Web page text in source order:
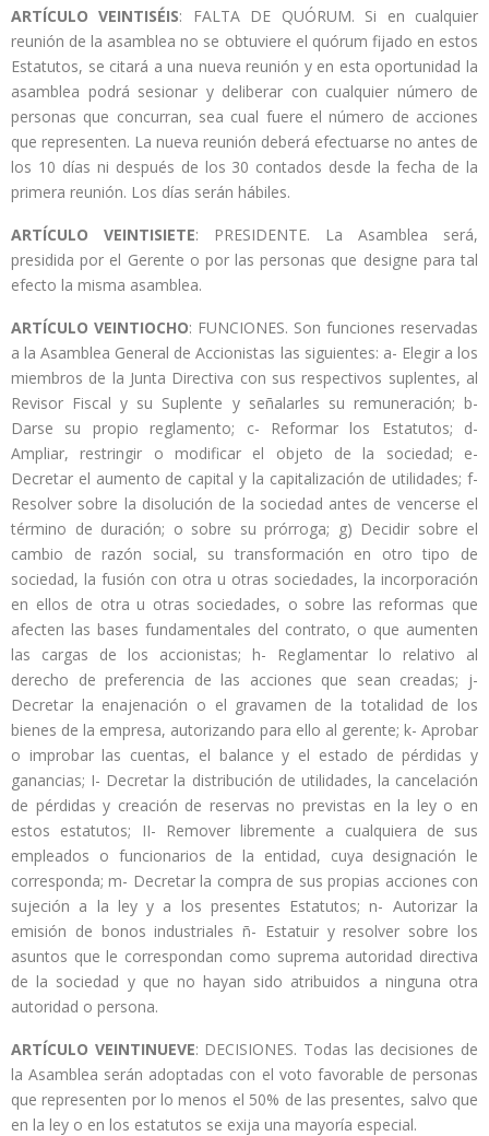
ARTÍCULO VEINTISÉIS: FALTA DE QUÓRUM. Si en cualquier
reunión de la asamblea no se obtuviere el quórum fijado en estos
Estatutos, se citará a una nueva reunión y en esta oportunidad la
asamblea podrá sesionar y deliberar con cualquier número de
personas que concurran, sea cual fuere el número de acciones
que representen. La nueva reunión deberá efectuarse no antes de
los 10 días ni después de los 30 contados desde la fecha de la
primera reunión. Los días serán hábiles.
ARTÍCULO VEINTISIETE: PRESIDENTE. La Asamblea será,
presidida por el Gerente o por las personas que designe para tal
efecto la misma asamblea.
ARTÍCULO VEINTIOCHO: FUNCIONES. Son funciones reservadas
a la Asamblea General de Accionistas las siguientes: a- Elegir a los
miembros de la Junta Directiva con sus respectivos suplentes, al
Revisor Fiscal y su Suplente y señalarles su remuneración; b-
Darse su propio reglamento; c- Reformar los Estatutos; d-
Ampliar, restringir o modificar el objeto de la sociedad; e-
Decretar el aumento de capital y la capitalización de utilidades; f-
Resolver sobre la disolución de la sociedad antes de vencerse el
término de duración; o sobre su prórroga; g) Decidir sobre el
cambio de razón social, su transformación en otro tipo de
sociedad, la fusión con otra u otras sociedades, la incorporación
en ellos de otra u otras sociedades, o sobre las reformas que
afecten las bases fundamentales del contrato, o que aumenten
las cargas de los accionistas; h- Reglamentar lo relativo al
derecho de preferencia de las acciones que sean creadas; j-
Decretar la enajenación o el gravamen de la totalidad de los
bienes de la empresa, autorizando para ello al gerente; k- Aprobar
o improbar las cuentas, el balance y el estado de pérdidas y
ganancias; I- Decretar la distribución de utilidades, la cancelación
de pérdidas y creación de reservas no previstas en la ley o en
estos estatutos; II- Remover libremente a cualquiera de sus
empleados o funcionarios de la entidad, cuya designación le
corresponda; m- Decretar la compra de sus propias acciones con
sujeción a la ley y a los presentes Estatutos; n- Autorizar la
emisión de bonos industriales ñ- Estatuir y resolver sobre los
asuntos que le correspondan como suprema autoridad directiva
de la sociedad y que no hayan sido atribuidos a ninguna otra
autoridad o persona.
ARTÍCULO VEINTINUEVE: DECISIONES. Todas las decisiones de
la Asamblea serán adoptadas con el voto favorable de personas
que representen por lo menos el 50% de las presentes, salvo que
en la ley o en los estatutos se exija una mayoría especial.